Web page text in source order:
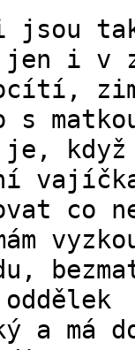
jsou
jen i v
když
co
a má